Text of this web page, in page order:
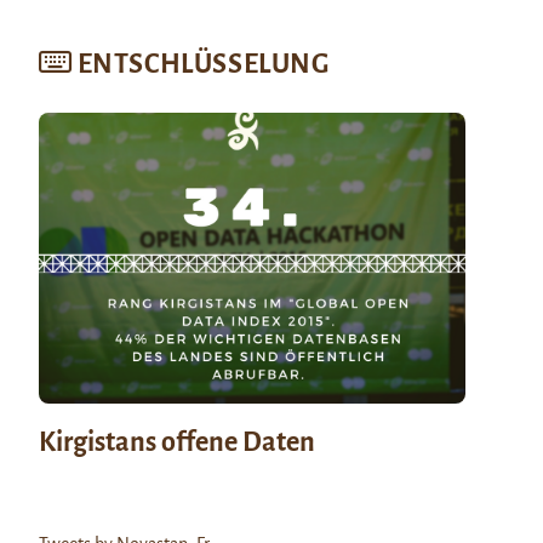
ENTSCHLÜSSELUNG
Kirgistans offene Daten